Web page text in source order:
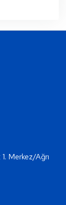
Merkez/Ağrı